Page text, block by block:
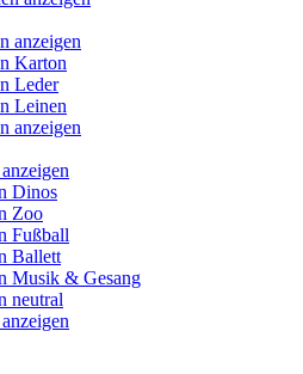
anzeigen
Karton
Leder
Leinen
anzeigen
Dinos
Zoo
Fußball
Ballett
Musik & Gesang
neutral